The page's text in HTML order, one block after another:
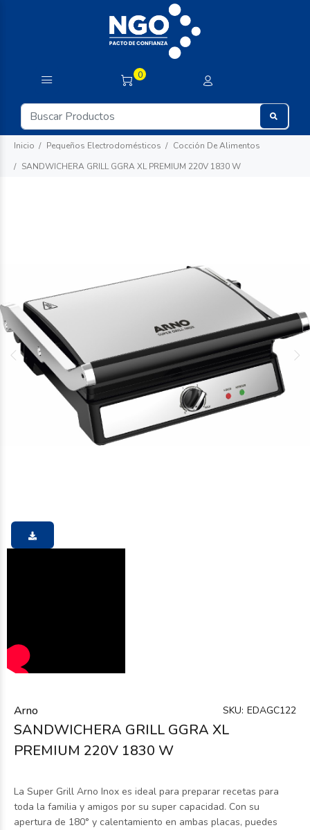
0
Inicio Pequeños Electrodomésticos
Cocción De Alimentos
SANDWICHERA GRILL GGRA XL PREMIUM 220V 1830 W
Arno SKU: EDAGC122
SANDWICHERA GRILL GGRA XL
PREMIUM 220V 1830 W
La Super Grill Arno Inox es ideal para preparar recetas para
toda la familia y amigos por su super capacidad. Con su
apertura de 180° y calentamiento en ambas placas, puedes